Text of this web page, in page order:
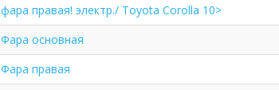
фара правая! электр./ Toyota Corolla 10>
Фара основная
Фара правая